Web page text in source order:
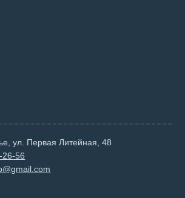
ул. Первая Литейная, 48
26-56